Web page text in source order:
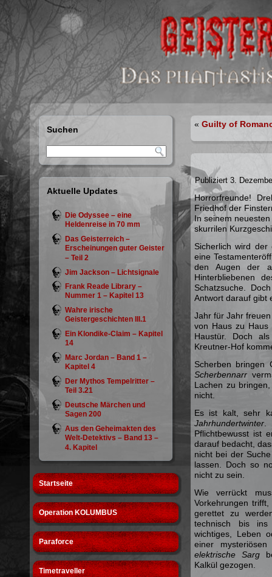
Suchen
Aktuelle Updates
Die Odyssee – eine
Heldenreise in 70 mm
Das Geisterreich –
Erscheinungen guter Geister
– Teil 2
Jim Jackson – Lichtsignale
Frank Reade Library –
Nummer 1 – Kapitel 13
Wahre irische
Geistergeschichten III.1
Ein Klondike-Claim – Kapitel
14
Marc Jordan – Band 1 –
Kapitel 4
Der Mythos Tempelritter –
Teil 3.21
Deutsche Märchen und
Sagen 200
Aus den Geheimakten des
Welt-Detektivs – Band 13 –
4. Kapitel
Startseite
Operation KOLUMBUS
Paraforce
Timetraveller
« Guilty of
Publiziert 3.
Horrorfreunde!
Friedhof der
In seinem
skurrilen
Sicherlich wird
eine
den Augen der
Hinterbliebenen
Schatzsuche.
Antwort darauf gibt
Jahr für Jahr
von Haus zu
Haustür. Doch
Kreutner-Hof
Scherben bringen
Scherbennarr
Lachen zu
nicht.
Es ist kalt, sehr
Jahrhundertwinter
Pflichtbewusst ist
darauf bedacht,
nicht bei der
lassen. Doch so
nicht zu sein.
Wie verrückt
Vorkehrungen
gerettet zu
technisch bis ins
wichtiges, Leben
einer
elektrische Sarg
Kalkül gezogen.